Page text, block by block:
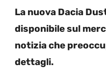
La nuova Dacia
disponibile sul
notizia che
dettagli.